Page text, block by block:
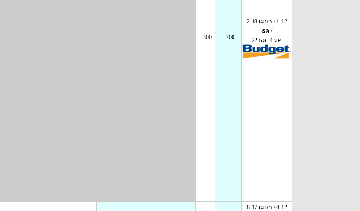
+300 +700
2-18 เมษา / 1-12
ธค /
22 ธค.-4 มค
8-17 เมษา / 4-12